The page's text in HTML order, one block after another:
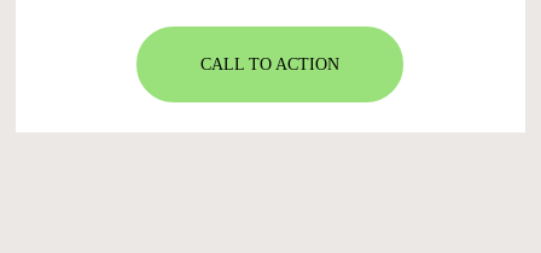
CALL TO ACTION